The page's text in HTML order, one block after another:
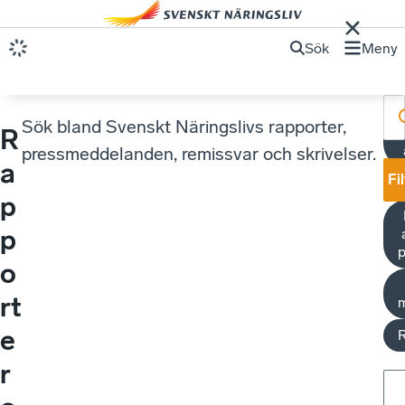
Sök Meny
R
a
p
p
o
rt
e
r
Sök bland Svenskt Näringslivs rapporter,
pressmeddelanden, remissvar och skrivelser.